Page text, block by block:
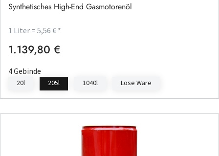
Synthetisches High-End Gasmotorenöl
1 Liter = 5,56 € *
Regulärer Preis:
1.139,80 €
4 Gebinde
20l 205l 1040l Lose Ware